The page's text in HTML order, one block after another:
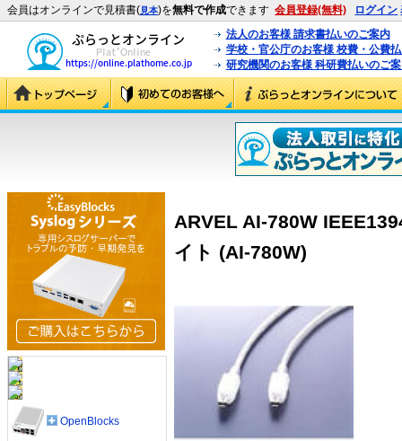
会員はオンラインで見積書(見本)を無料で作成できます 会員登録(無料) ログイン
法人のお客様 請求書払いのご案内
学校・官公庁のお客様 校費・公費
研究機関のお客様 科研費払いのご
ARVEL AI-780W
イト (AI-780W)
OpenBlocks